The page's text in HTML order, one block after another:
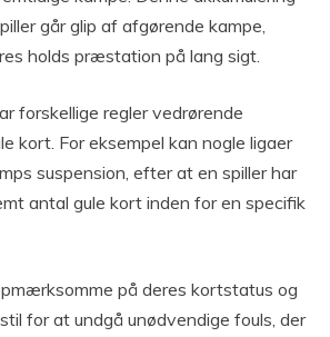
går glip af afgørende kampe,
holds præstation på lang sigt.
forskellige regler vedrørende
kort. For eksempel kan nogle ligaer
suspension, efter at en spiller har
antal gule kort inden for en specifik
på deres kortstatus og
for at undgå unødvendige fouls, der